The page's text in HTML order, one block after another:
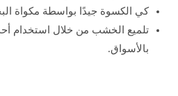
كي الكسوة جيدًا بواسطة مكواة
تلميع الخشب من خلال استخدام
بالأسواق.